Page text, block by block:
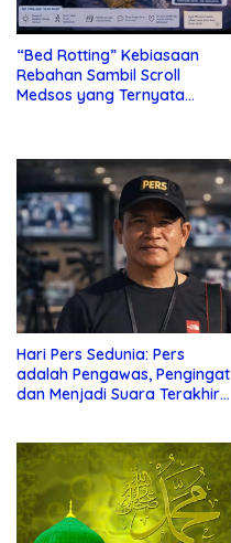
“Bed Rotting” Kebiasaan
Rebahan Sambil Scroll
Medsos yang Ternyata
Hari Pers Sedunia: Pers
adalah Pengawas, Pengingat
dan Menjadi Suara Terakhir